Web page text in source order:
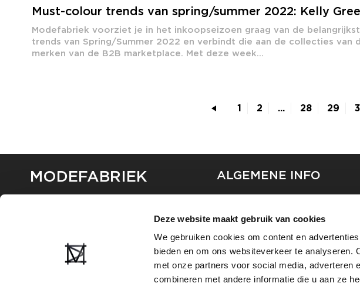
Deze website maakt gebruik van cookies
We gebruiken cookies om content en
bieden en om ons websiteverkeer te analyseren.
met onze partners voor social media, adverteren
combineren met andere informatie die u aan ze
Must-colour trends van spring/summer 2022: Kelly
Modefabriek voorziet je in het inkoopseizoen graag van de
trends van Spring/Summer 2022 en verbindt die aan de collecties van
merken van de B2B marketplace. Met deze week...
1 2 ... 28 29
MODEFABRIEK ALGEMENE INFO
CONTACT
PARTNERS
ADVERTEREN